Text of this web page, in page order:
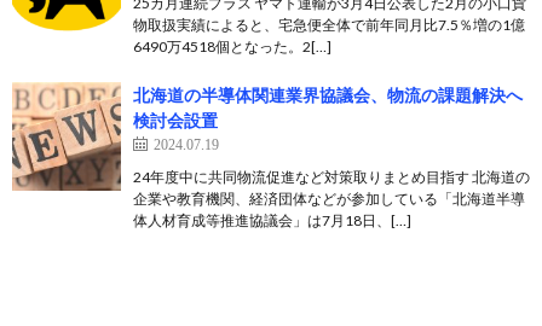
物取扱実績によると、宅急便全体で前年同月比7.5％増の1億
6490万4518個となった。2[…]
北海道の半導体関連業界協議会、物流の課題解決へ
検討会設置
2024.07.19
24年度中に共同物流促進など対策取りまとめ目指す 北海道の
企業や教育機関、経済団体などが参加している「北海道半導
体人材育成等推進協議会」は7月18日、[…]